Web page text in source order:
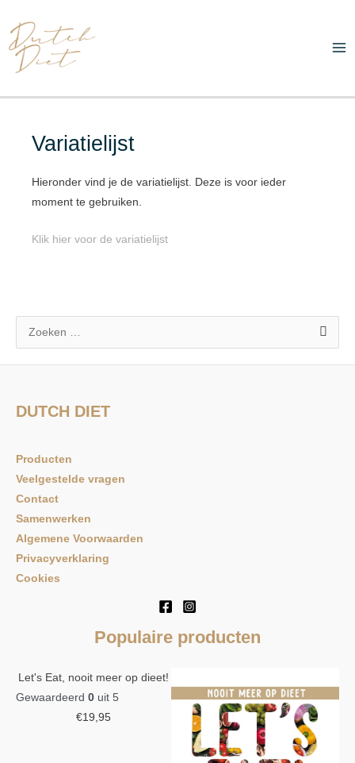
naar
de
inhoud
Variatielijst
Hieronder vind je de variatielijst. Deze is voor ieder
moment te gebruiken.
Klik hier voor de variatielijst
a
r
DUTCH DIET
Producten
Veelgestelde vragen
Contact
Samenwerken
Algemene Voorwaarden
Privacyverklaring
Cookies
Populaire producten
Let's Eat, nooit meer op dieet!
Gewaardeerd 0 uit 5
€19,95